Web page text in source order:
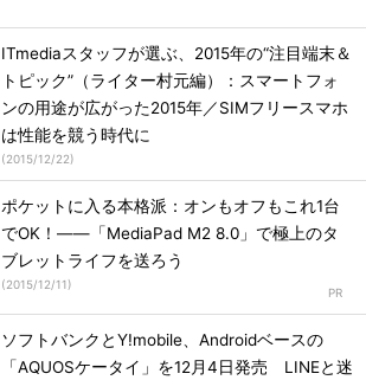
ITmediaスタッフが選ぶ、2015年の“注目端末＆
トピック”（ライター村元編）：スマートフォ
ンの用途が広がった2015年／SIMフリースマホ
は性能を競う時代に
(2015/12/22)
ポケットに入る本格派：オンもオフもこれ1台
でOK！――「MediaPad M2 8.0」で極上のタ
ブレットライフを送ろう
(2015/12/11)
ソフトバンクとY!mobile、Androidベースの
「AQUOSケータイ」を12月4日発売 LINEと迷